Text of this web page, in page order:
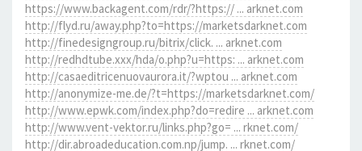
https://www.backagent.com/rdr/?https:// ... arknet.com
http://flyd.ru/away.php?to=https://marketsdarknet.com
http://finedesigngroup.ru/bitrix/click. ... arknet.com
http://redhdtube.xxx/hda/o.php?u=https: ... arknet.com
http://casaeditricenuovaurora.it/?wptou ... arknet.com
http://anonymize-me.de/?t=https://marketsdarknet.com/
http://www.epwk.com/index.php?do=redire ... arknet.com
http://www.vent-vektor.ru/links.php?go= ... rknet.com/
http://dir.abroadeducation.com.np/jump. ... rknet.com/